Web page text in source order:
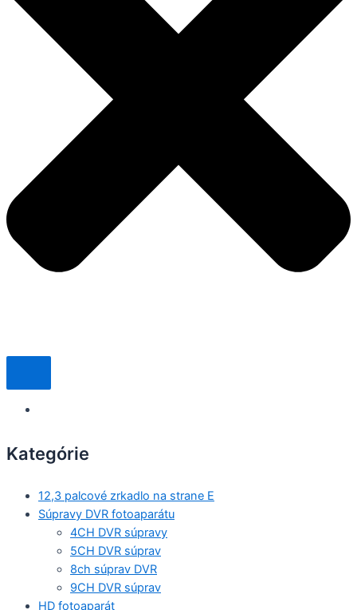
Kategórie
12,3 palcové zrkadlo na strane E
Súpravy DVR fotoaparátu
4CH DVR súpravy
5CH DVR súprav
8ch súprav DVR
9CH DVR súprav
HD fotoaparát